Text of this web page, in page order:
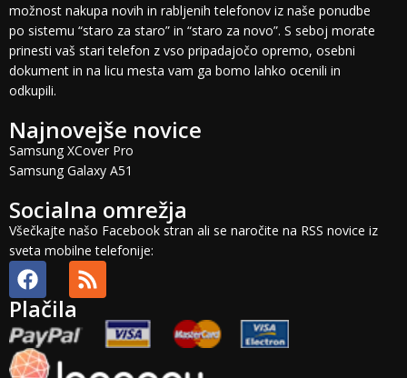
možnost nakupa novih in rabljenih telefonov iz naše ponudbe
po sistemu “staro za staro” in “staro za novo”. S seboj morate
prinesti vaš stari telefon z vso pripadajočo opremo, osebni
dokument in na licu mesta vam ga bomo lahko ocenili in
odkupili.
Najnovejše novice
Samsung XCover Pro
Samsung Galaxy A51
Socialna omrežja
Všečkajte našo Facebook stran ali se naročite na RSS novice iz
sveta mobilne telefonije:
Plačila